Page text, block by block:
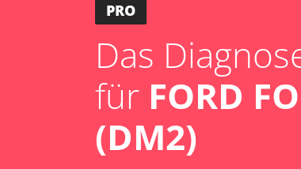
PRO
Das
für FORD
(DM2)